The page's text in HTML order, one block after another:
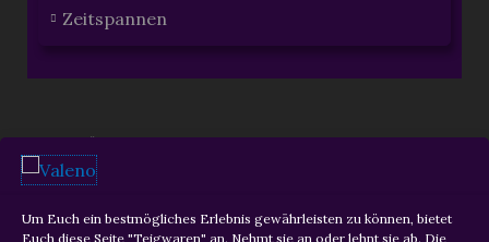
Um Euch ein bestmögliches Erlebnis gewährleisten zu können, bietet
Euch diese Seite "Teigwaren" an. Nehmt sie an oder lehnt sie ab. Die
Zeitspannen